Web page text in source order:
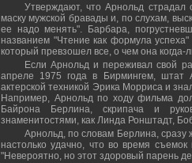
Утверждают, что Арнольд
маску мужской бравады и, по слухам,
ее надо менять". Барбара,
названием "Чтение как формула
который превзошел все, о чем она
Если Арнольд и переживал свой
апреле 1975 года в Бирмингем, штат
актерской техникой Эрика Морриса и
Например, Арнольд по ходу фильма
Байрона Берлина, скрипача и
знаменитостями, как Линда Ронштадт,
Арнольд, по словам Берлина, сразу
настолько удачно, что во время
"Невероятно, но этот здоровый парень